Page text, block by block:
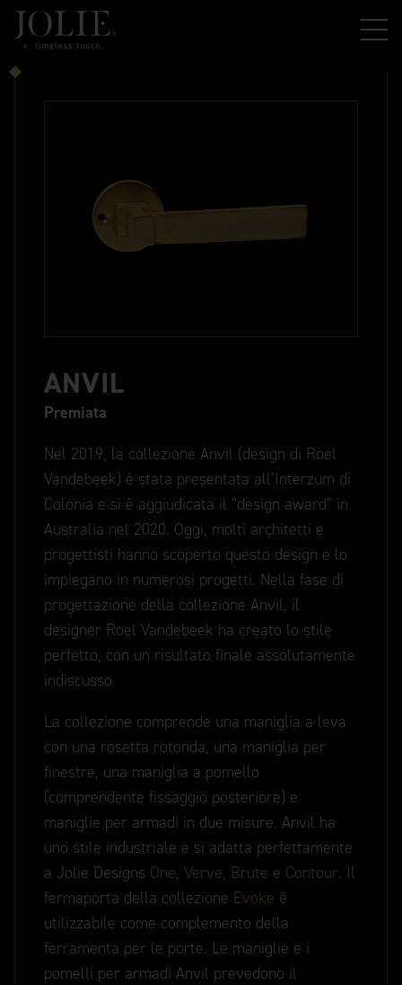
ANVIL
Premiata
Nel 2019, la collezione Anvil (design di Roel
Vandebeek) è stata presentata all’Interzum di
Colonia e si è aggiudicata il “design award” in
Australia nel 2020. Oggi, molti architetti e
progettisti hanno scoperto questo design e lo
impiegano in numerosi progetti. Nella fase di
progettazione della collezione Anvil, il
designer Roel Vandebeek ha creato lo stile
perfetto, con un risultato finale assolutamente
indiscusso.
La collezione comprende una maniglia a leva
con una rosetta rotonda, una maniglia per
finestre, una maniglia a pomello
(comprendente fissaggio posteriore) e
maniglie per armadi in due misure. Anvil ha
uno stile industriale e si adatta perfettamente
a Jolie Designs One, Verve, Brute e Contour. Il
fermaporta della collezione Evoke è
utilizzabile come complemento della
ferramenta per le porte. Le maniglie e i
pomelli per armadi Anvil prevedono il